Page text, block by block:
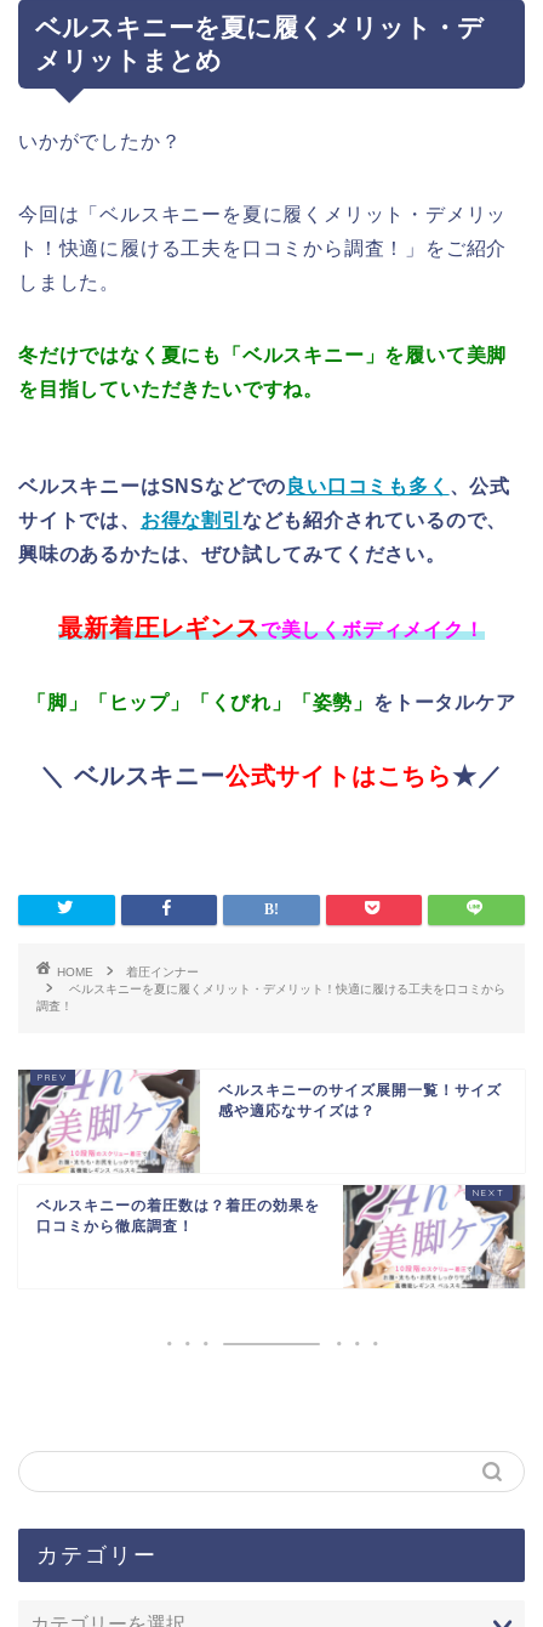
ベルスキニーを夏に履くメリット・デ
メリットまとめ
いかがでしたか？
今回は「ベルスキニーを夏に履くメリット・デメリッ
ト！快適に履ける工夫を口コミから調査！」をご紹介
しました。
冬だけではなく夏にも「ベルスキニー」を履いて美脚
を目指していただきたいですね。
ベルスキニーはSNSなどでの 良い口コミも多く 、公式
サイトでは、 お得な割引 なども紹介されているので、
興味のあるかたは、ぜひ試してみてください。
最新着圧レギンスで美しくボディメイク！
「脚」「ヒップ」「くびれ」「姿勢」 をトータルケア
＼ ベルスキニー公式サイトはこちら★／
HOME
着圧インナー
ベルスキニーを夏に履くメリット・デメリット！快適に履ける工夫を口コミから
調査！
ベルスキニーのサイズ展開一覧！サイズ
感や適応なサイズは？
ベルスキニーの着圧数は？着圧の効果を
口コミから徹底調査！
カテゴリー